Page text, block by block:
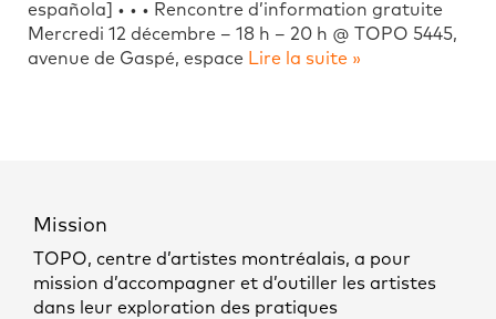
española] • • • Rencontre d’information gratuite
Mercredi 12 décembre – 18 h – 20 h @ TOPO 5445,
avenue de Gaspé, espace Lire la suite »
Mission
TOPO, centre d’artistes montréalais, a pour
mission d’accompagner et d’outiller les artistes
dans leur exploration des pratiques